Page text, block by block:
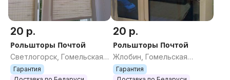
20 р.
Рольшторы Почтой
Светлогорск, Гомельская
область
Гарантия
20 р.
Рольшторы Почтой
Жлобин, Гомельская
область
Гарантия